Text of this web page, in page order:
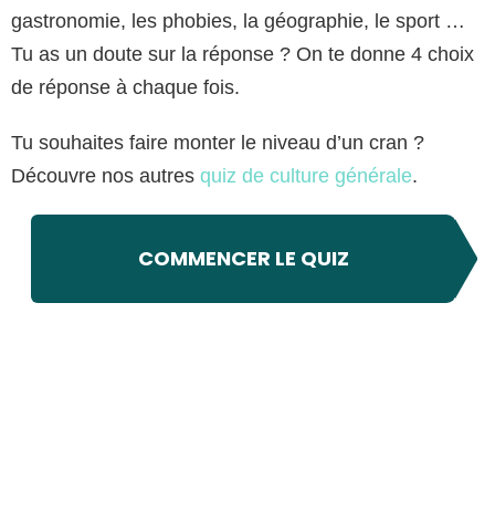
gastronomie, les phobies, la géographie, le sport …
Tu as un doute sur la réponse ? On te donne 4 choix
de réponse à chaque fois.
Tu souhaites faire monter le niveau d’un cran ?
Découvre nos autres quiz de culture générale.
COMMENCER LE QUIZ